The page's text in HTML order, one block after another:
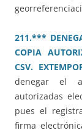
211.***
COPIA
CSV.
denegar el
autorizadas
pues el
firma